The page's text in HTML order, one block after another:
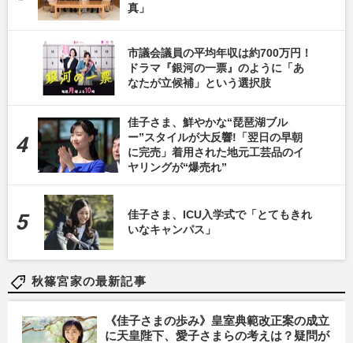
真」
市議会議員の平均年収は約700万円！
ドラマ『銀河の一票』のように「あ
なたが立候補」という選択肢
佳子さま、鮮やかな“琵琶湖ブル
ー”スタイルが大反響!「翌日の早朝
に完売」着用された地元工芸品のイ
ヤリングが“爆売れ”
佳子さま、ICU入学式で「とてもきれ
いなキャンパス」
秋篠宮家の最新記事
《佳子さまの歩み》皇室典範改正案の成立
に天皇陛下、愛子さまらの考えは？疑問が